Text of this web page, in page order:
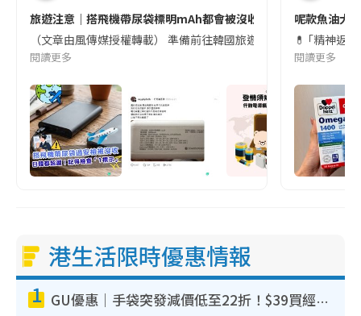
旅遊注意｜搭飛機帶尿袋標明mAh都會被沒收😱出發前切記檢查
（文章由風傳媒授權轉載） 準備前往韓國旅遊的民眾，近期要
閱讀更多
呢款魚油大
💊 ｢精神返
閱讀更多
港生活限時優惠情報
1 GU優惠｜手袋突發減價低至22折！$39買經典波士頓包/餃子袋！飾物同步減價$29起！